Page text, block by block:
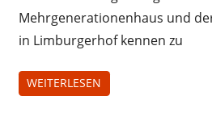
Mehrgenerationenhaus und
in Limburgerhof kennen zu
WEITERLESEN